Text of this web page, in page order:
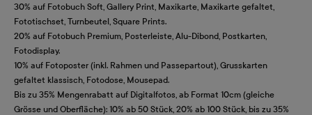
30% auf Fotobuch Soft, Gallery Print, Maxikarte, Maxikarte gefaltet,
Fototischset, Turnbeutel, Square Prints.
20% auf Fotobuch Premium, Posterleiste, Alu-Dibond, Postkarten,
Fotodisplay.
10% auf Fotoposter (inkl. Rahmen und Passepartout), Grusskarten
gefaltet klassisch, Fotodose, Mousepad.
Bis zu 35% Mengenrabatt auf Digitalfotos, ab Format 10cm (gleiche
Grösse und Oberfläche): 10% ab 50 Stück, 20% ab 100 Stück, bis zu 35%